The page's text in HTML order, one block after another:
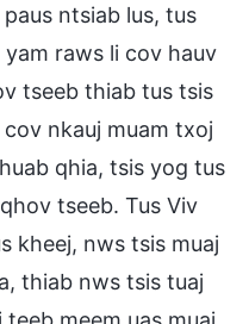
ntsiab lus, tus
raws li cov hauv
tseeb thiab tus tsis
nkauj muam txoj
qhia, tsis yog tus
tseeb. Tus Viv
kheej, nws tsis muaj
thiab nws tsis tuaj